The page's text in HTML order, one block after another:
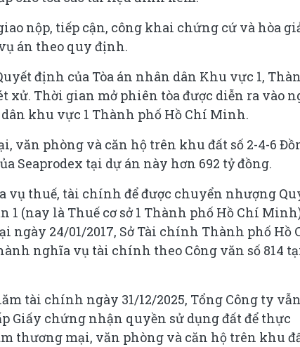
nộp, tiếp cận, công khai chứng cứ và hòa
án theo quy định.
định của Tòa án nhân dân Khu vực 1,
xử. Thời gian mở phiên tòa được diễn ra vào
khu vực 1 Thành phố Hồ Chí Minh.
văn phòng và căn hộ trên khu đất số 2-4-6
Seaprodex tại dự án này hơn 692 tỷ đồng.
vụ thuế, tài chính để được chuyển nhượng
1 (nay là Thuế cơ sở 1 Thành phố Hồ Chí
ngày 24/01/2017, Sở Tài chính Thành phố Hồ
nghĩa vụ tài chính theo Công văn số 814
tài chính ngày 31/12/2025, Tổng Công ty vẫn
Giấy chứng nhận quyền sử dụng đất để thực
thương mại, văn phòng và căn hộ trên khu